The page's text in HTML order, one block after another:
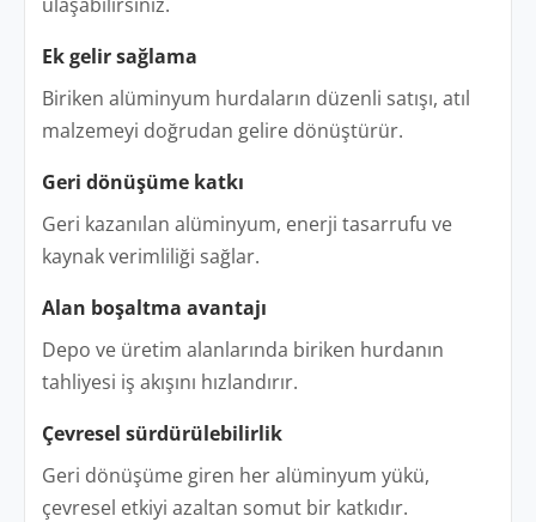
Ek gelir sağlama
Biriken alüminyum hurdaların düzenli satışı, atıl
malzemeyi doğrudan gelire dönüştürür.
Geri dönüşüme katkı
Geri kazanılan alüminyum, enerji tasarrufu ve
kaynak verimliliği sağlar.
Alan boşaltma avantajı
Depo ve üretim alanlarında biriken hurdanın
tahliyesi iş akışını hızlandırır.
Çevresel sürdürülebilirlik
Geri dönüşüme giren her alüminyum yükü,
çevresel etkiyi azaltan somut bir katkıdır.